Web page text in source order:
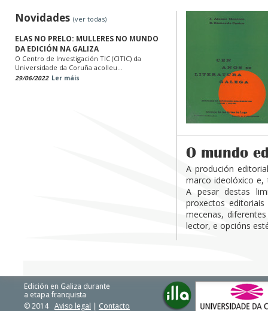
Novidades (ver todas)
ELAS NO PRELO: MULLERES NO MUNDO
DA EDICIÓN NA GALIZA
O Centro de Investigación TIC (CITIC) da
Universidade da Coruña acolleu...
29/06/2022 Ler máis
O mundo
A produción
marco ideolóxico e,
A pesar destas
proxectos
mecenas,
lector, e opcións
Edición en Galiza durante
a etapa franquista
© 2014 Aviso legal | Contacto